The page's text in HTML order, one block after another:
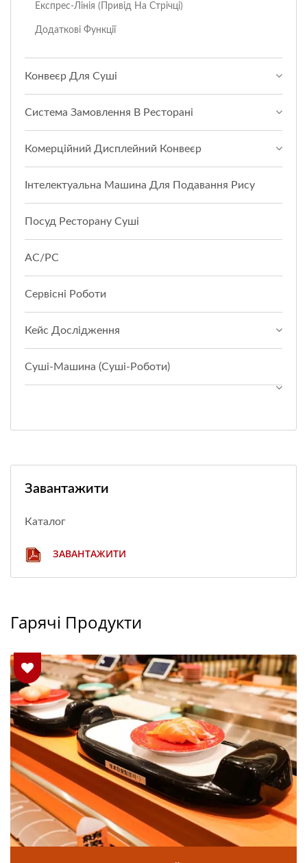
Експрес-Лінія (привід На Стрічці)
Додаткові Функції
Конвеєр Для Суші
Система Замовлення В Ресторані
Комерційний Дисплейний Конвеєр
Інтелектуальна Машина Для Подавання Рису
Посуд Ресторану Суші
АС/РС
Сервісні Роботи
Кейс Дослідження
Суші-Машина (суші-Роботи)
Завантажити
Каталог
ЗАВАНТАЖИТИ
Гарячі Продукти